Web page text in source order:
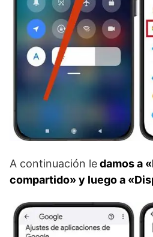
A continuación ledamos a
compartido» y luego a